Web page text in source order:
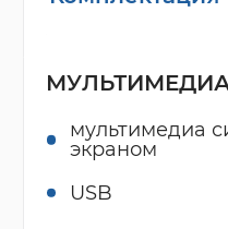
мультимедиа
экраном
USB